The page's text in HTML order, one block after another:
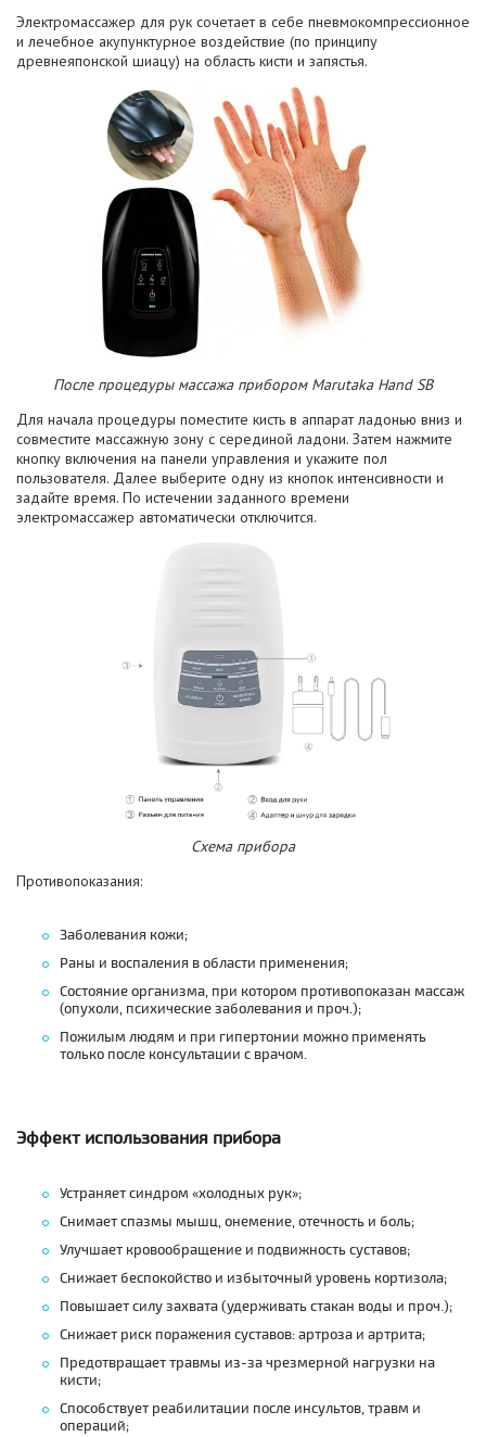
Электромассажер для рук сочетает в себе пневмокомпрессионное
и лечебное акупунктурное воздействие (по принципу
древнеяпонской шиацу) на область кисти и запястья.
После процедуры массажа прибором Marutaka Hand SB
Для начала процедуры поместите кисть в аппарат ладонью вниз и
совместите массажную зону с серединой ладони. Затем нажмите
кнопку включения на панели управления и укажите пол
пользователя. Далее выберите одну из кнопок интенсивности и
задайте время. По истечении заданного времени
электромассажер автоматически отключится.
Схема прибора
Противопоказания:
Заболевания кожи;
Раны и воспаления в области применения;
Состояние организма, при котором противопоказан массаж
(опухоли, психические заболевания и проч.);
Пожилым людям и при гипертонии можно применять
только после консультации с врачом.
Эффект использования прибора
Устраняет синдром «холодных рук»;
Снимает спазмы мышц, онемение, отечность и боль;
Улучшает кровообращение и подвижность суставов;
Снижает беспокойство и избыточный уровень кортизола;
Повышает силу захвата (удерживать стакан воды и проч.);
Снижает риск поражения суставов: артроза и артрита;
Предотвращает травмы из-за чрезмерной нагрузки на
кисти;
Способствует реабилитации после инсультов, травм и
операций;